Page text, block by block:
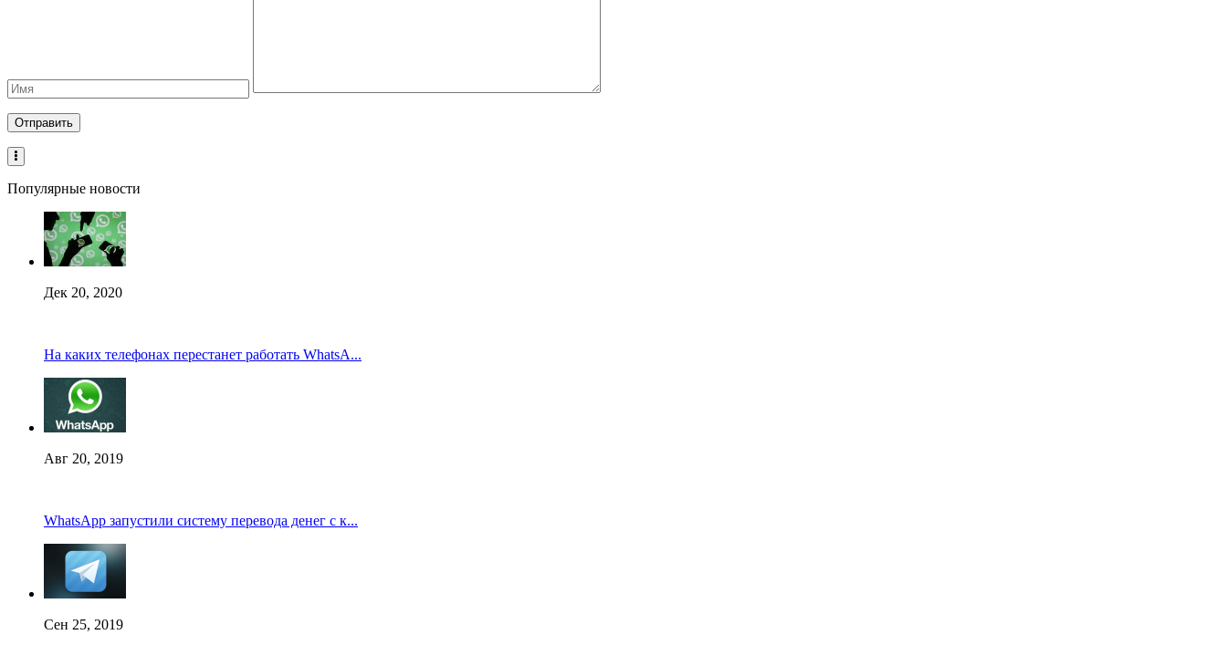
Популярные новости
Дек 20, 2020
На каких телефонах перестанет работать WhatsA...
Авг 20, 2019
WhatsApp запустили систему перевода денег с к...
Сен 25, 2019